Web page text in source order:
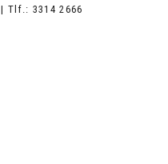
| Tlf.: 3314 2666